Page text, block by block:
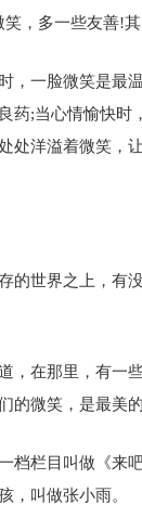
，多一些友善!
，一脸微笑是最
药;当心情愉快时
洋溢着微笑，
的世界之上，有
，在那里，有一
的微笑，是最美的
档栏目叫做《来
，叫做张小雨。